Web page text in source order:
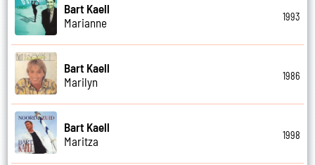
Bart Kaell
Marianne
1993
Bart Kaell
Marilyn
1986
Bart Kaell
Maritza
1998